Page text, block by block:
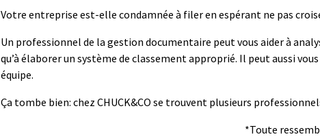
Votre entreprise est-elle condamnée à filer en espérant ne pas
Un professionnel de la gestion documentaire peut vous aider à
qu’à élaborerun système de classement approprié. Il peut aussi
équipe.
Ça tombe bien: chez CHUCK&CO se trouvent plusieurs
*Toute